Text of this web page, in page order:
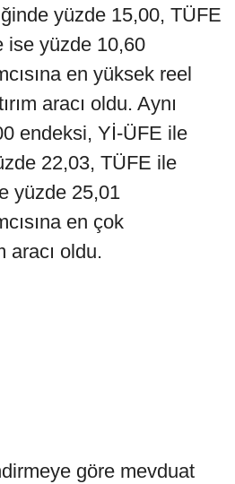
yüzde 15,00, TÜFE
ise yüzde 10,60
en yüksek reel
aracı oldu. Aynı
endeksi, Yİ-ÜFE ile
22,03, TÜFE ile
yüzde 25,01
en çok
aracı oldu.
göre mevduat